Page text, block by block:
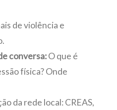
de violência e
conversa:O que é
física? Onde
da rede local: CREAS,